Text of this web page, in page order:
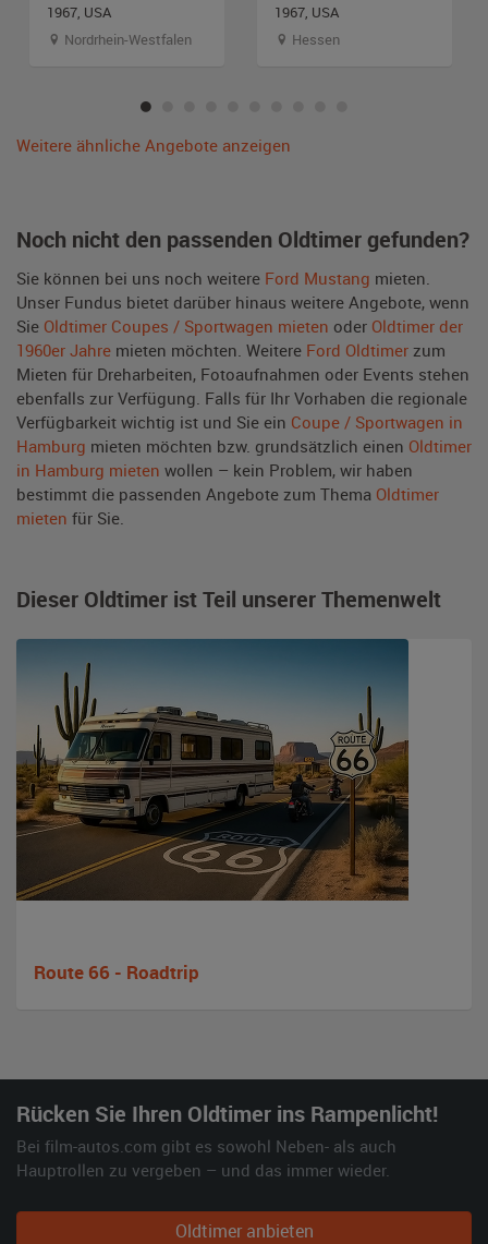
1967, USA
Nordrhein-Westfalen
1967, USA
Hessen
Weitere ähnliche Angebote anzeigen
Noch nicht den passenden Oldtimer gefunden?
Sie können bei uns noch weitere Ford Mustang mieten.
Unser Fundus bietet darüber hinaus weitere Angebote, wenn
Sie Oldtimer Coupes / Sportwagen mieten oder Oldtimer der
1960er Jahre mieten möchten. Weitere Ford Oldtimer zum
Mieten für Dreharbeiten, Fotoaufnahmen oder Events stehen
ebenfalls zur Verfügung. Falls für Ihr Vorhaben die regionale
Verfügbarkeit wichtig ist und Sie ein Coupe / Sportwagen in
Hamburg mieten möchten bzw. grundsätzlich einen Oldtimer
in Hamburg mieten wollen – kein Problem, wir haben
bestimmt die passenden Angebote zum Thema Oldtimer
mieten für Sie.
Dieser Oldtimer ist Teil unserer Themenwelt
Route 66 - Roadtrip
Rücken Sie Ihren Oldtimer ins Rampenlicht!
Bei film-autos.com gibt es sowohl Neben- als auch
Hauptrollen zu vergeben – und das immer wieder.
Oldtimer anbieten